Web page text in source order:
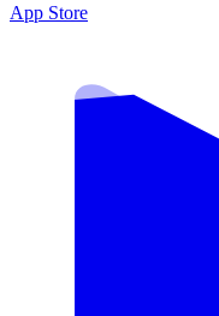
App Store